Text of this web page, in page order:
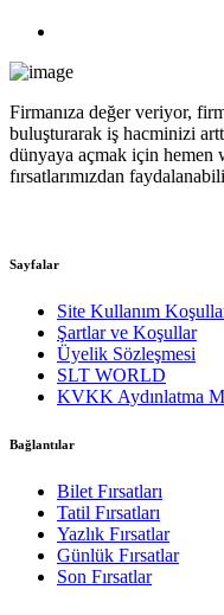
Firmanıza değer veriyor,
buluşturarak iş hacminizi
dünyaya açmak için hemen
fırsatlarımızdan
Sayfalar
Site Kullanım
Şartlar ve Koşullar
Üyelik Sözleşmesi
SLT WORLD
KVKK Aydınlatma
Bağlantılar
Bilet Fırsatları
Tatil Fırsatları
Yazlık Fırsatlar
Günlük Fırsatlar
Son Fırsatlar